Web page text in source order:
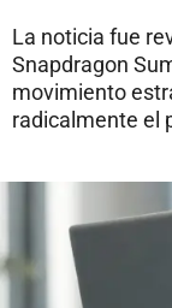
La noticia fue
Snapdragon
movimiento
radicalmente el